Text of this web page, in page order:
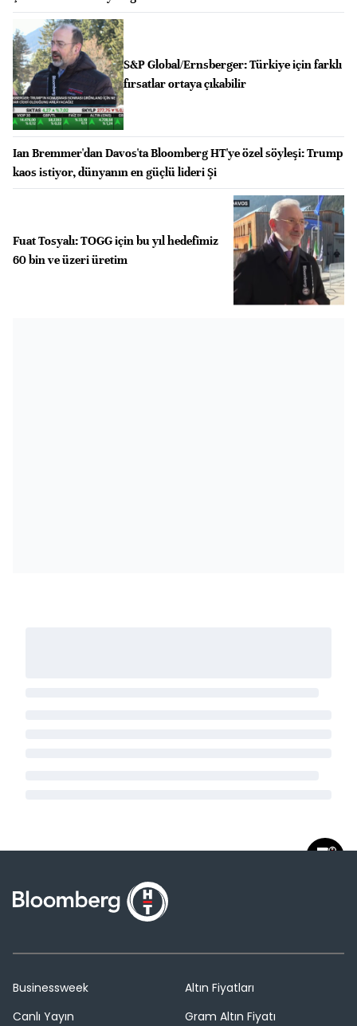
S&P Global/Ernsberger: Türkiye için farklı
fırsatlar ortaya çıkabilir
Ian Bremmer'dan Davos'ta Bloomberg HT'ye özel söyleşi: Trump
kaos istiyor, dünyanın en güçlü lideri Şi
Fuat Tosyalı: TOGG için bu yıl hedefimiz
60 bin ve üzeri üretim
Businessweek
Canlı Yayın
Altın Fiyatları
Gram Altın Fiyatı